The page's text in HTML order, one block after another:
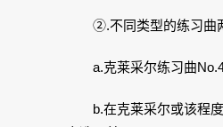
②.不同类型的练习曲两
a.克莱采尔练习曲
b.在克莱采尔或该程度